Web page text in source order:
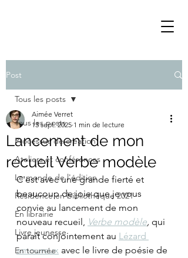
Post
Tous les posts
Processus de création
Ateliers et conférences
Le monde de l'édition
Résidence en bibliothèque 2021
En librairie
Livre jeunesse
En tournée
Tous les posts
Lancement de mon
recueil Verbe modèle
Aimée Verret
13 sept. 2025 1 min de lecture
C'est avec une grande fierté et
beaucoup de joie que je vous
convie au lancement de mon
nouveau recueil, Verbe modèle, qui
paraît conjointement au Lézard
amoureux avec le livre de poésie de